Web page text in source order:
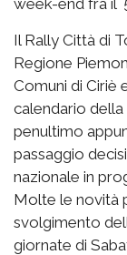
Il Rally Città di
Regione
Comuni di Ciriè
calendario
penultimo
passaggio
nazionale in
Molte le novità
svolgimento
giornate di